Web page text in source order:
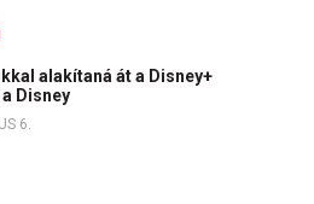
alakítaná át a Disney+
Disney
6.